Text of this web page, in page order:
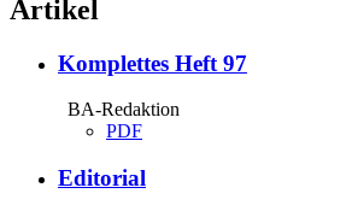
Artikel
Komplettes Heft 97
BA-Redaktion
PDF
Editorial